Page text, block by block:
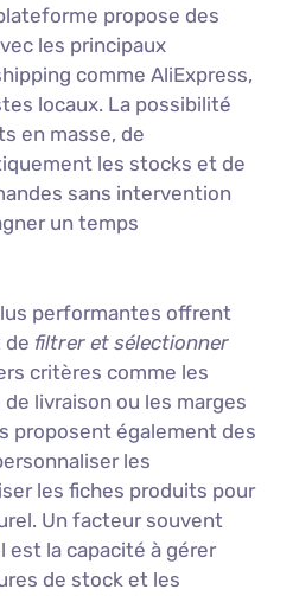
propose des
les principaux
comme AliExpress,
locaux. La possibilité
en masse, de
les stocks et de
sans intervention
un temps
performantes offrent
de filtrer et sélectionner
critères comme les
livraison ou les marges
proposent également des
les
les fiches produits pour
Un facteur souvent
est la capacité à gérer
de stock et les